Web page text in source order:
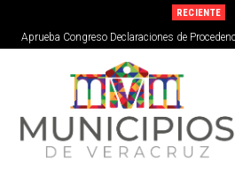
RECIENTE
Aprueba Congreso Declaraciones de